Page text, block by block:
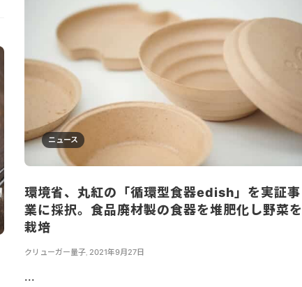
ニュース
環境省、丸紅の「循環型食器edish」を実証事
業に採択。食品廃材製の食器を堆肥化し野菜を
栽培
クリューガー量子, 2021年9月27日
...